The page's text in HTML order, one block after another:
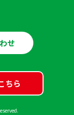
せ
ちら